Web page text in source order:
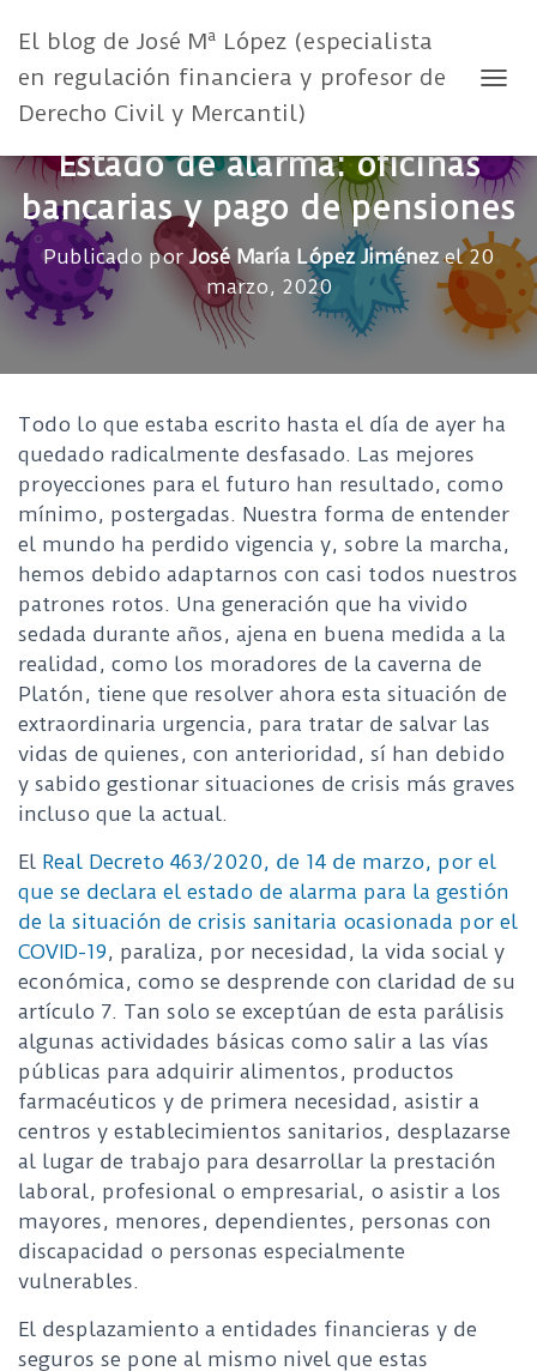
El blog de José Mª López (especialista
en regulación financiera y profesor de
Derecho Civil y Mercantil)
Estado de alarma: oficinas
bancarias y pago de pensiones
Publicado por José María López Jiménezel20
marzo, 2020
Todo lo que estaba escrito hasta el día de ayer ha
quedado radicalmente desfasado. Las mejores
proyecciones para el futuro han resultado, como
mínimo, postergadas. Nuestra forma de entender
el mundo ha perdido vigencia y, sobre la marcha,
hemos debido adaptarnos con casi todos nuestros
patrones rotos. Una generación que ha vivido
sedada durante años, ajena en buena medida a la
realidad, como los moradores de la caverna de
Platón, tiene que resolver ahora esta situación de
extraordinaria urgencia, para tratar de salvar las
vidas de quienes, con anterioridad, sí han debido
y sabido gestionar situaciones de crisis más graves
incluso que la actual.
El Real Decreto 463/2020, de 14 de marzo, por el
que se declara el estado de alarma para la gestión
de la situación de crisis sanitaria ocasionada por el
COVID-19, paraliza, por necesidad, la vida social y
económica, como se desprende con claridad de su
artículo 7. Tan solo se exceptúan de esta parálisis
algunas actividades básicas como salir a las vías
públicas para adquirir alimentos, productos
farmacéuticos y de primera necesidad, asistir a
centros y establecimientos sanitarios, desplazarse
al lugar de trabajo para desarrollar la prestación
laboral, profesional o empresarial, o asistir a los
mayores, menores, dependientes, personas con
discapacidad o personas especialmente
vulnerables.
El desplazamiento a entidades financieras y de
seguros se pone al mismo nivel que estas